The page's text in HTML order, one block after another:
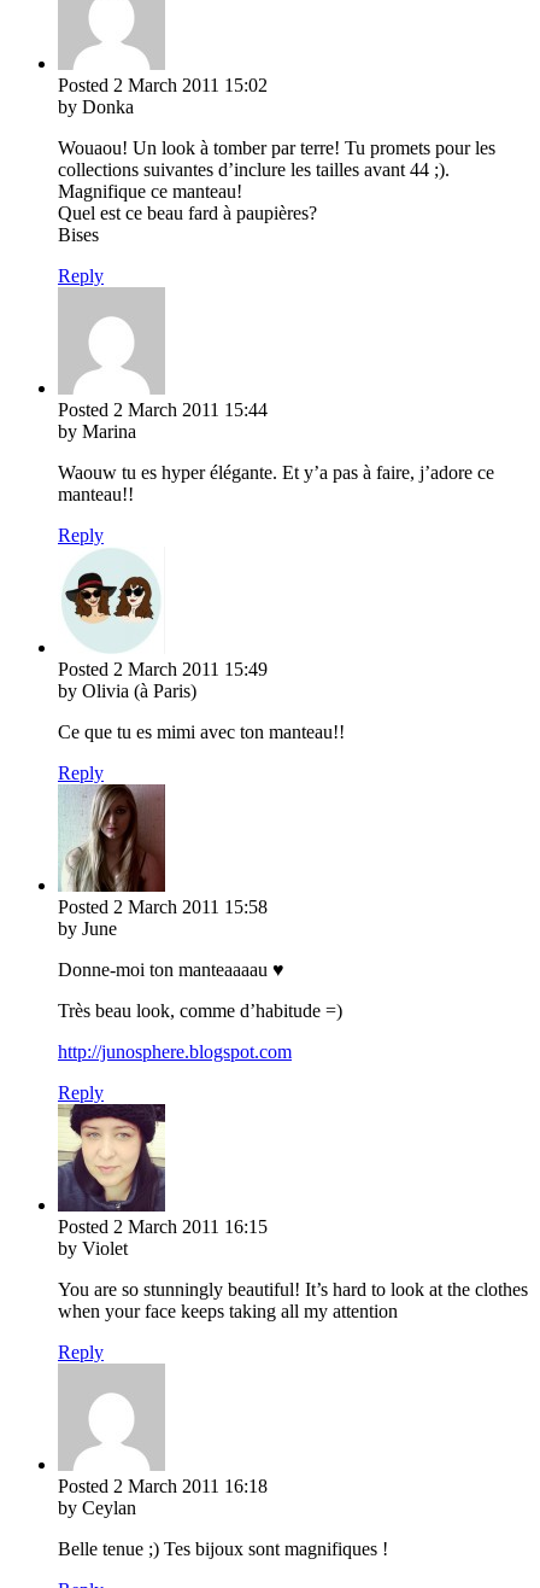
Posted 2 March 2011 15:02
by Donka
Wouaou! Un look à tomber par terre! Tu promets pour les
collections suivantes d’inclure les tailles avant 44 ;).
Magnifique ce manteau!
Quel est ce beau fard à paupières?
Bises
Reply
Posted 2 March 2011 15:44
by Marina
Waouw tu es hyper élégante. Et y’a pas à faire, j’adore ce
manteau!!
Reply
Posted 2 March 2011 15:49
by Olivia (à Paris)
Ce que tu es mimi avec ton manteau!!
Reply
Posted 2 March 2011 15:58
by June
Donne-moi ton manteaaaau ♥
Très beau look, comme d’habitude =)
http://junosphere.blogspot.com
Reply
Posted 2 March 2011 16:15
by Violet
You are so stunningly beautiful! It’s hard to look at the clothes
when your face keeps taking all my attention
Reply
Posted 2 March 2011 16:18
by Ceylan
Belle tenue ;) Tes bijoux sont magnifiques !